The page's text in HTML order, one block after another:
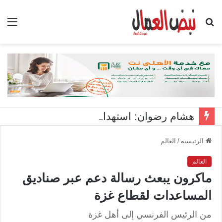
بحث
الرئيسية / العالم
العالم
ماكرون يبعث رسالة دعم عبر صناديق
المساعدات لقطاع غزة
من الرئيس الفرنسي إلى أهل غزة